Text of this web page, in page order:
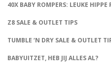
40X BABY ROMPERS: LEUKE HIPPE
Z8 SALE & OUTLET TIPS
TUMBLE ‘N DRY SALE & OUTLET
BABYUITZET, HEB JIJ ALLES AL?